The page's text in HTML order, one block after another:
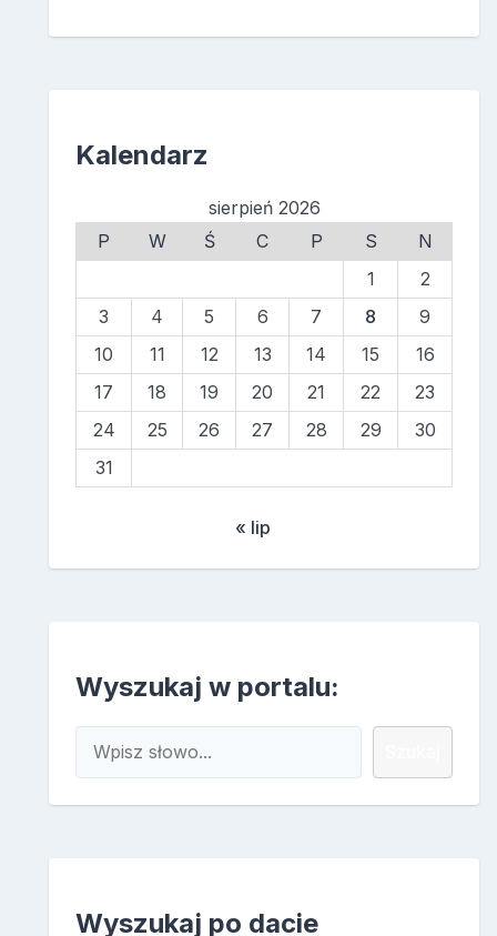
Kalendarz
sierpień 2026
P
W Ś C P S
N
1
2
3
4 5 6 7 8
9
10
11 12 13 14 15
16
17
18 19 20 21 22
23
24
25 26 27 28 29
30
31
« lip
Wyszukaj w portalu:
Wyszukaj po dacie